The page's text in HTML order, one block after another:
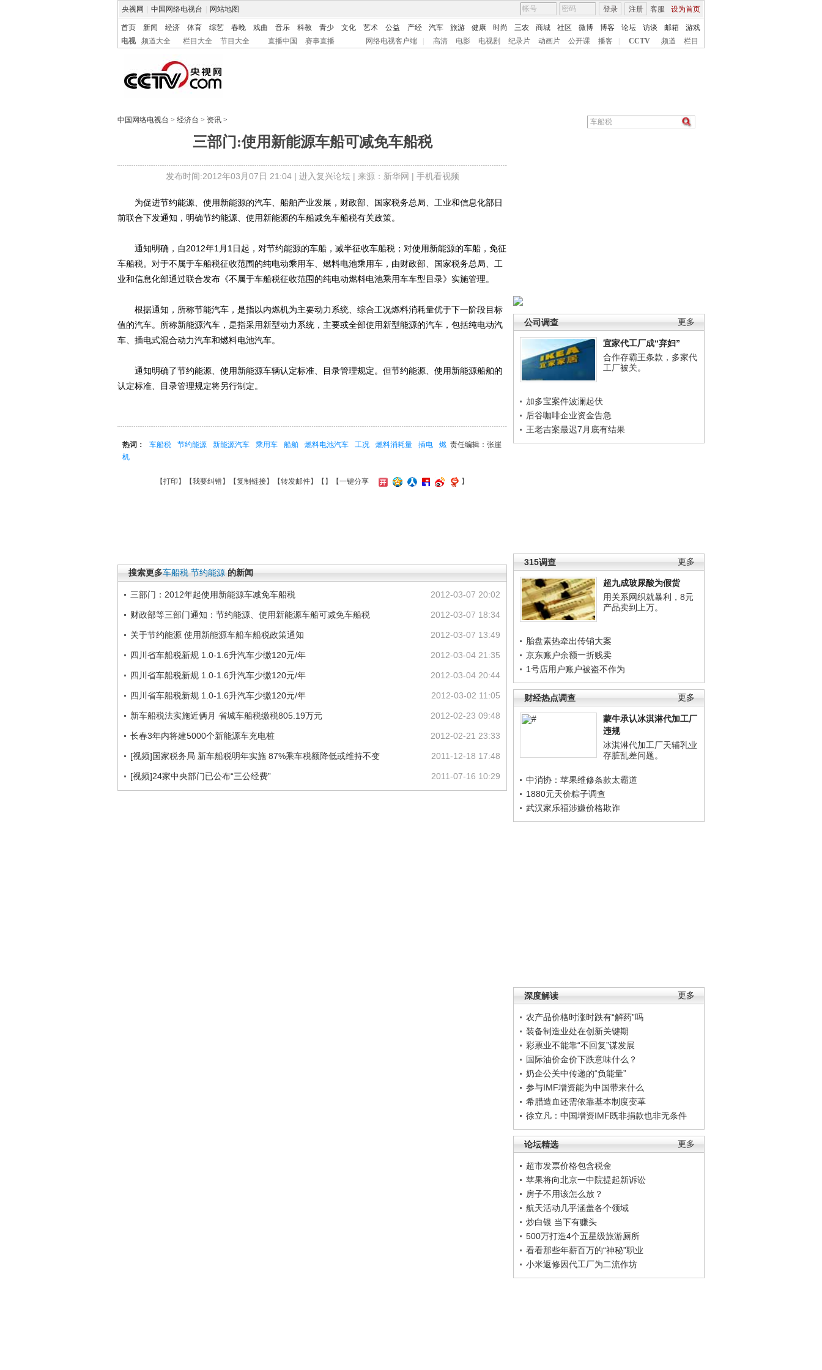
央视网 中国网络电视台 网站地图 客服 设为首页
登录 注册
首页 新闻 经济 体育 综艺 春晚 戏曲 音乐 科教 青少 文化 艺术 公益 产经 汽车 旅游 健康 时尚 三农 商城 社区 微博 博客 论坛 访谈 邮箱
游戏
电视
频道大全 栏目大全 节目大全 直播中国 赛事直播 网络电视客户端 高清 电影 电视剧 纪录片 动画片 公开课 播客 CCTV 频道 栏目
中国网络电视台 > 经济台 > 资讯 >
三部门:使用新能源车船可减免车船税
发布时间:2012年03月07日 21:04 | 进入复兴论坛| 来源：新华网 | 手机看视频
更多
公司调查
宜家代工厂成“弃妇”
合作存霸王条款，多家代
工厂被关。
加多宝案件波澜起伏
后谷咖啡企业资金告急
王老吉案最迟7月底有结果
更多
315调查
超九成玻尿酸为假货
用关系网织就暴利，8元
产品卖到上万。
胎盘素热牵出传销大案
京东账户余额一折贱卖
1号店用户账户被盗不作为
更多
财经热点调查
蒙牛承认冰淇淋代加工厂
违规
冰淇淋代加工厂天辅乳业
存脏乱差问题。
中消协：苹果维修条款太霸道
1880元天价粽子调查
武汉家乐福涉嫌价格欺诈
更多
深度解读
农产品价格时涨时跌有“解药”吗
装备制造业处在创新关键期
彩票业不能靠“不回复”谋发展
国际油价金价下跌意味什么？
奶企公关中传递的“负能量”
参与IMF增资能为中国带来什么
希腊造血还需依靠基本制度变革
徐立凡：中国增资IMF既非捐款也非无条件
更多
论坛精选
超市发票价格包含税金
苹果将向北京一中院提起新诉讼
房子不用该怎么放？
航天活动几乎涵盖各个领域
炒白银 当下有赚头
500万打造4个五星级旅游厕所
看看那些年薪百万的“神秘”职业
小米返修因代工厂为二流作坊
为促进节约能源、使用新能源的汽车、船舶产业发展，财政部、国家税务总局、工业和信息化部日
前联合下发通知，明确节约能源、使用新能源的车船减免车船税有关政策。
通知明确，自2012年1月1日起，对节约能源的车船，减半征收车船税；对使用新能源的车船，免征
车船税。对于不属于车船税征收范围的纯电动乘用车、燃料电池乘用车，由财政部、国家税务总局、工
业和信息化部通过联合发布《不属于车船税征收范围的纯电动燃料电池乘用车车型目录》实施管理。
根据通知，所称节能汽车，是指以内燃机为主要动力系统、综合工况燃料消耗量优于下一阶段目标
值的汽车。所称新能源汽车，是指采用新型动力系统，主要或全部使用新型能源的汽车，包括纯电动汽
车、插电式混合动力汽车和燃料电池汽车。
通知明确了节约能源、使用新能源车辆认定标准、目录管理规定。但节约能源、使用新能源船舶的
认定标准、目录管理规定将另行制定。
责任编辑：张崖
热词： 车船税 节约能源 新能源汽车 乘用车 船舶 燃料电池汽车 工况 燃料消耗量 插电
燃
机
【打印 】【我要纠错】【复制链接】【转发邮件】【 】 【一键分享 】
搜索更多车船税 节约能源 的新闻
2012-03-07 20:02
三部门：2012年起使用新能源车减免车船税
2012-03-07 18:34
财政部等三部门通知：节约能源、使用新能源车船可减免车船税
2012-03-07 13:49
关于节约能源 使用新能源车船车船税政策通知
2012-03-04 21:35
四川省车船税新规 1.0-1.6升汽车少缴120元/年
2012-03-04 20:44
四川省车船税新规 1.0-1.6升汽车少缴120元/年
2012-03-02 11:05
四川省车船税新规 1.0-1.6升汽车少缴120元/年
2012-02-23 09:48
新车船税法实施近俩月 省城车船税缴税805.19万元
2012-02-21 23:33
长春3年内将建5000个新能源车充电桩
2011-12-18 17:48
[视频]国家税务局 新车船税明年实施 87%乘车税额降低或维持不变
2011-07-16 10:29
[视频]24家中央部门已公布“三公经费”